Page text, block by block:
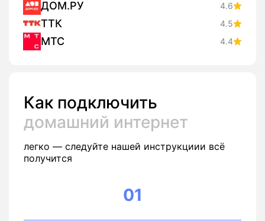
ДОМ.РУ 4.6
ТТК 4.5
МТС 4.4
Как подключить
домашний интернет
легко — следуйте нашей инструкциии всё
получится
01